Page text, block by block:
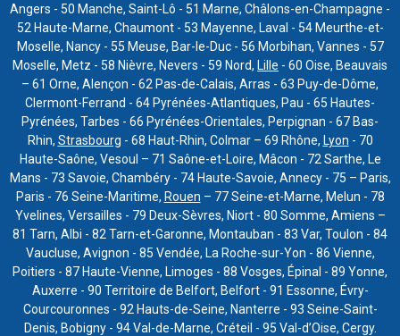
Angers - 50 Manche, Saint-Lô - 51 Marne, Châlons-en-Champagne -
52 Haute-Marne, Chaumont - 53 Mayenne, Laval - 54 Meurthe-et-
Moselle, Nancy - 55 Meuse, Bar-le-Duc - 56 Morbihan, Vannes - 57
Moselle, Metz - 58 Nièvre, Nevers - 59 Nord, Lille - 60 Oise, Beauvais
– 61 Orne, Alençon - 62 Pas-de-Calais, Arras - 63 Puy-de-Dôme,
Clermont-Ferrand - 64 Pyrénées-Atlantiques, Pau - 65 Hautes-
Pyrénées, Tarbes - 66 Pyrénées-Orientales, Perpignan - 67 Bas-
Rhin, Strasbourg - 68 Haut-Rhin, Colmar – 69 Rhône, Lyon - 70
Haute-Saône, Vesoul – 71 Saône-et-Loire, Mâcon - 72 Sarthe, Le
Mans - 73 Savoie, Chambéry - 74 Haute-Savoie, Annecy - 75 – Paris,
Paris - 76 Seine-Maritime, Rouen – 77 Seine-et-Marne, Melun - 78
Yvelines, Versailles - 79 Deux-Sèvres, Niort - 80 Somme, Amiens –
81 Tarn, Albi - 82 Tarn-et-Garonne, Montauban - 83 Var, Toulon - 84
Vaucluse, Avignon - 85 Vendée, La Roche-sur-Yon - 86 Vienne,
Poitiers - 87 Haute-Vienne, Limoges - 88 Vosges, Épinal - 89 Yonne,
Auxerre - 90 Territoire de Belfort, Belfort - 91 Essonne, Évry-
Courcouronnes - 92 Hauts-de-Seine, Nanterre - 93 Seine-Saint-
Denis, Bobigny - 94 Val-de-Marne, Créteil - 95 Val-d’Oise, Cergy.